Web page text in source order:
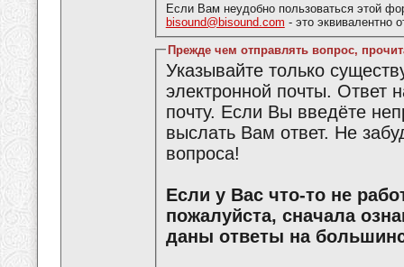
Если Вам неудобно пользоваться этой
bisound@bisound.com - это эквивалентно
Прежде чем отправлять вопрос,
Указывайте только
электронной почты. Ответ
почту. Если Вы введёте
выслать Вам ответ. Не
вопроса!
Если у Вас что-то не работает или что-то не получается,
пожалуйста, сначала
даны ответы на